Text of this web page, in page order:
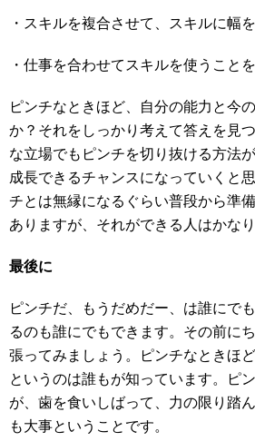
・スキルを複合させて、スキルに幅
・仕事を合わせてスキルを使うこと
ピンチなときほど、自分の能力と今
か？それをしっかり考えて答えを見
な立場でもピンチを切り抜ける方法
成長できるチャンスになっていくと
チとは無縁になるぐらい普段から準
ありますが、それができる人はかなり
最後に
ピンチだ、もうだめだー、は誰にで
るのも誰にでもできます。その前に
張ってみましょう。ピンチなときほ
というのは誰もが知っています。ピ
が、歯を食いしばって、力の限り踏
も大事ということです。